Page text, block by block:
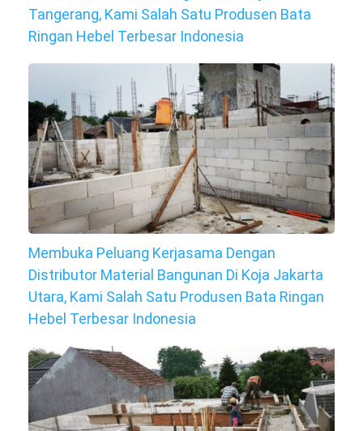
Tangerang, Kami Salah Satu Produsen Bata
Ringan Hebel Terbesar Indonesia
Membuka Peluang Kerjasama Dengan
Distributor Material Bangunan Di Koja Jakarta
Utara, Kami Salah Satu Produsen Bata Ringan
Hebel Terbesar Indonesia